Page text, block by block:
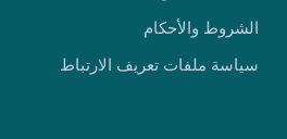
الشروط والأحكام
سياسة ملفات تعريف الارتباط